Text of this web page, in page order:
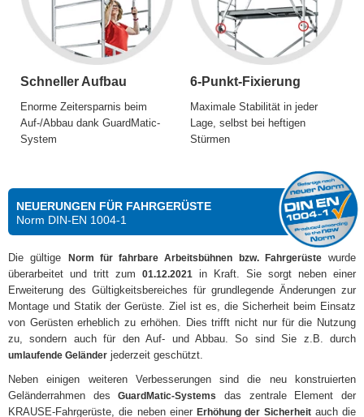
Schneller Aufbau
Enorme Zeitersparnis beim
Auf-/Abbau dank GuardMatic-
System
6-Punkt-Fixierung
Maximale Stabilität in jeder
Lage, selbst bei heftigen
Stürmen
NEUERUNGEN FÜR FAHRGERÜSTE
Norm DIN-EN 1004-1
Die gültige Norm für fahrbare Arbeitsbühnen bzw. Fahrgerüstewurde
überarbeitet und tritt zum 01.12.2021 in Kraft. Sie sorgt neben einer
Erweiterung des Gültigkeitsbereiches für grundlegende Änderungen zur
Montage und Statik der Gerüste. Ziel ist es, die Sicherheit beim Einsatz
von Gerüsten erheblich zu erhöhen. Dies trifft nicht nur für die Nutzung
zu, sondern auch für den Auf- und Abbau. So sind Sie z.B. durch
umlaufende Geländer jederzeit geschützt.
Neben einigen weiteren Verbesserungen sind die neu konstruierten
Geländerrahmen desGuardMatic-Systems
das zentrale Element der
KRAUSE-Fahrgerüste, die neben einer Erhöhung der Sicherheitauch die